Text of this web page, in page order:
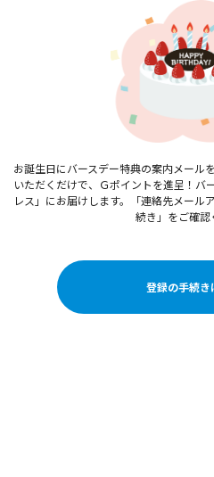
お誕生日にバースデー特典の案内メール
いただくだけで、Ｇポイントを進呈！バ
レス」にお届けします。「連絡先メール
続き」をご確認
登録の手続き